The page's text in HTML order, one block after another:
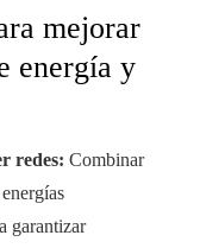
mejorar
energía y
redes: Combinar
garantizar